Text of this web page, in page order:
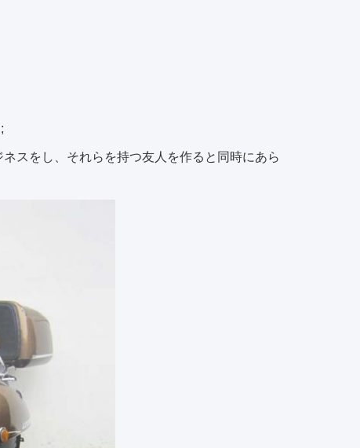
スをし、それらを持つ友人を作ると同時にあら